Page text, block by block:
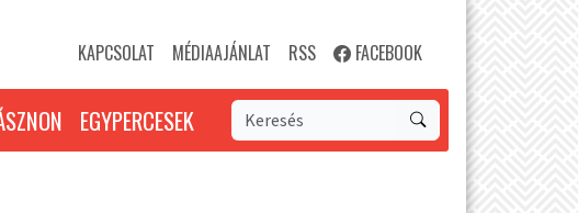
KAPCSOLAT MÉDIAAJÁNLAT RSS FACEBOOK
EGYPERCESEK